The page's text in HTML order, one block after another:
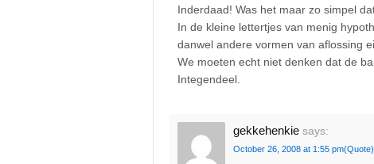
Inderdaad! Was het maar zo simpel
In de kleine lettertjes van menig
danwel andere vormen van aflossing
We moeten echt niet denken dat de
Integendeel.
gekkehenkie says:
October 26, 2008 at 1:55 pm(Quote)